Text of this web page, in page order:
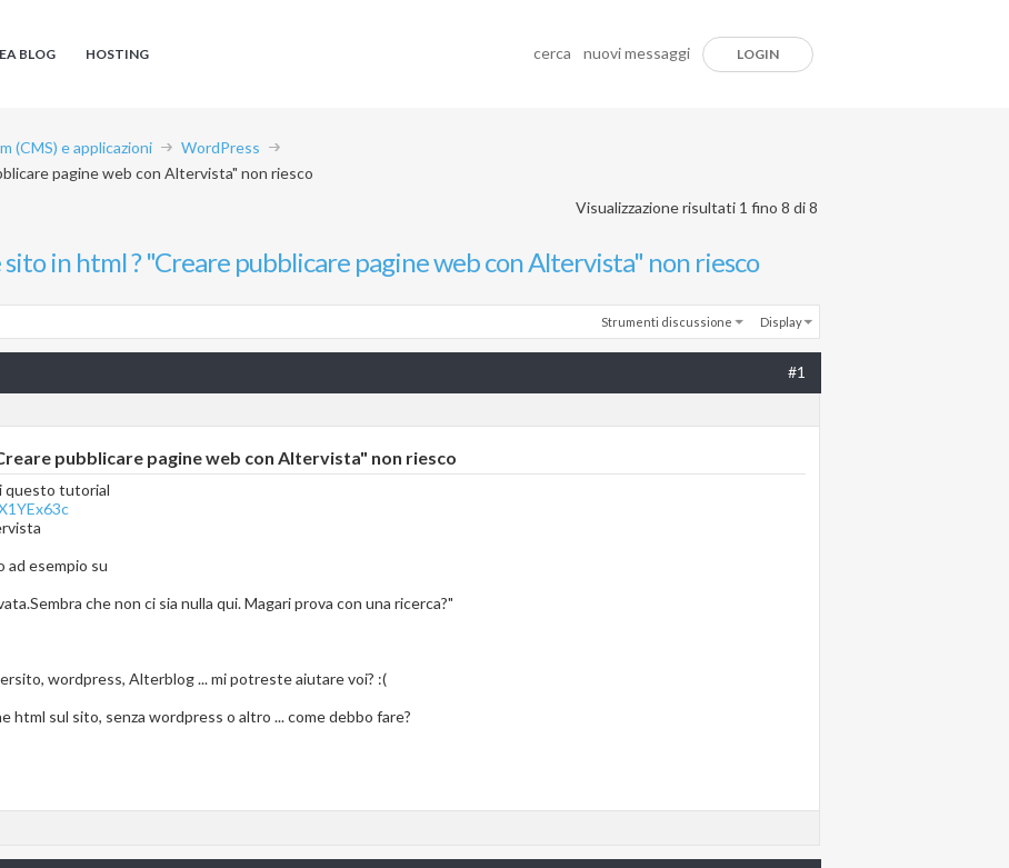
BLOG HOSTING cerca nuovi messaggi LOGIN
(CMS) e applicazioni
WordPress
pagine web con Altervista" non riesco
Visualizzazione risultati 1 fino 8 di 8
sito in html ? "Creare pubblicare pagine web con Altervista" non riesco
Strumenti discussione Display
#1
pubblicare pagine web con Altervista" non riesco
questo tutorial
ad esempio su
che non ci sia nulla qui. Magari prova con una ricerca?"
wordpress, Alterblog ... mi potreste aiutare voi? :(
html sul sito, senza wordpress o altro ... come debbo fare?